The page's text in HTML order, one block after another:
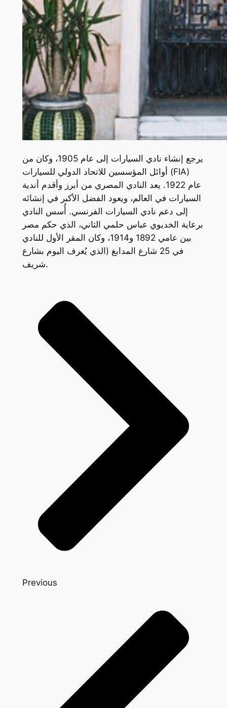
يرجع إنشاء نادي السيارات إلى عام 1905، وكان من
أوائل المؤسسين للاتحاد الدولي للسيارات (FIA)
عام 1922. يعد النادي المصري من أبرز وأقدم أندية
السيارات في العالم، ويعود الفضل الأكبر في إنشائه
إلى دعم نادي السيارات الفرنسي. أُسس النادي
برعاية الخديوي عباس حلمي الثاني، الذي حكم مصر
بين عامي 1892 و1914، وكان المقر الأول للنادي
في 25 شارع المدابغ (الذي يُعرف اليوم بشارع
شريف.
Previous